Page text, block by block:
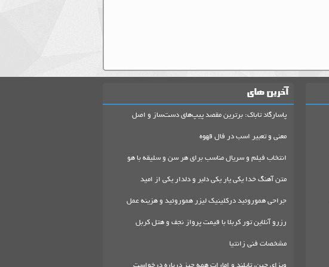
آخرین های
پاسارگاد تاباک: برترین مقصد پیپ‌های دست‌ساز و اصل
معنی و تعبیر اسب در فال قهوه
انتخاب فیلم و سریال مناسب برای هر سن و سلیقه با هو
متن آهنگ خدا یکی یار یکی دلبر و دلدار یکی از امید
جراحی هموروئید درکلینیک لیزر هموروئید و هزینه عمل
رزرو آنلاین تور کربلا با قیمت پرواز نجف و هتل کربل
مشخصات فنی زانتیا